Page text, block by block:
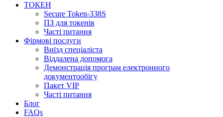
ТОКЕН
Secure Token-338S
ПЗ для токенів
Часті питання
Фірмові послуги
Виїзд спеціаліста
Віддалена допомога
Демонстрація програм електронного
документообігу
Пакет VIP
Часті питання
Блог
FAQs